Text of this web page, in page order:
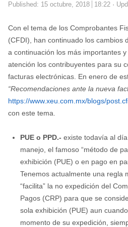
Published: 15 octubre, 2018 18:22
Con el tema de los Comprobantes
(CFDI), han continuado los cambios
a continuación los más importantes
atención los contribuyentes para su
facturas electrónicas. En enero de
“Recomendaciones ante la nueva
https://www.xeu.com.mx/blogs/
con este tema.
PUE o PPD.- existe todavía al
manejo, el famoso “método de
exhibición (PUE) o en pago en
Tenemos actualmente una regla
“facilita” la no expedición del
Pagos (CRP) para que se
sola exhibición (PUE) aun
momento de su expedición,